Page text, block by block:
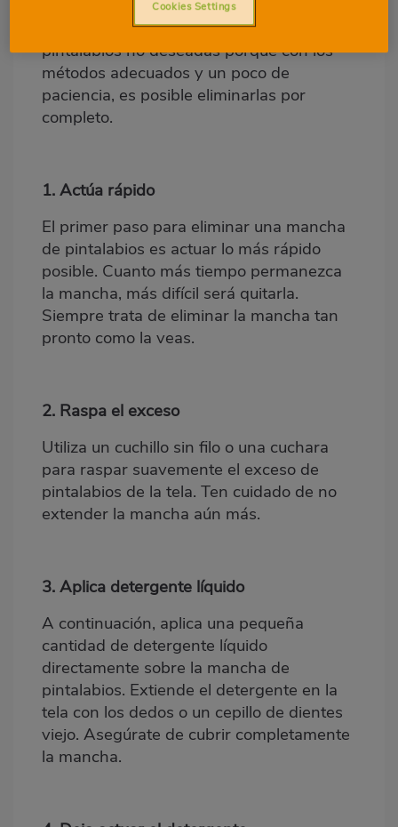
presentamos algunos consejos efectivos
para deshacerte de esas manchas de
pintalabios no deseadas porque con los
métodos adecuados y un poco de
paciencia, es posible eliminarlas por
completo.
1. Actúa rápido
El primer paso para eliminar una mancha
de pintalabios es actuar lo más rápido
posible. Cuanto más tiempo permanezca
la mancha, más difícil será quitarla.
Siempre trata de eliminar la mancha tan
pronto como la veas.
2. Raspa el exceso
Utiliza un cuchillo sin filo o una cuchara
para raspar suavemente el exceso de
pintalabios de la tela. Ten cuidado de no
extender la mancha aún más.
3. Aplica detergente líquido
A continuación, aplica una pequeña
cantidad de detergente líquido
directamente sobre la mancha de
pintalabios. Extiende el detergente en la
tela con los dedos o un cepillo de dientes
viejo. Asegúrate de cubrir completamente
la mancha.
Cookies Settings